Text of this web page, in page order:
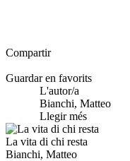
Compartir
Guardar en favorits
L'autor/a
Bianchi, Matteo
Llegir més
La vita di chi resta
Bianchi, Matteo